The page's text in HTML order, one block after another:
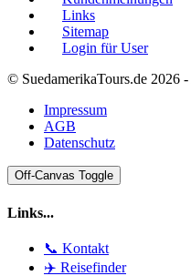
Links
Sitemap
Login für User
© SuedamerikaTours.de 2026
Impressum
AGB
Datenschutz
Off-Canvas Toggle
Links...
📞 Kontakt
✈️ Reisefinder